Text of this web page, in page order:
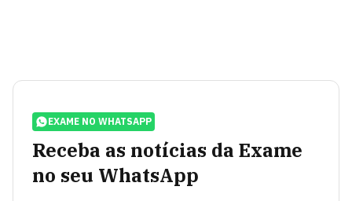
EXAME NO WHATSAPP
Receba as notícias da Exame
no seu WhatsApp